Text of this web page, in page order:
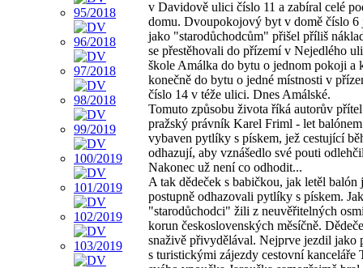
v Davidově ulici číslo 11 a zabíral celé
domu. Dvoupokojový byt v domě číslo 6
jako "starodůchodcům" přišel příliš
se přestěhovali do přízemí v Nejedlého
škole Amálka do bytu o jednom pokoji a
konečně do bytu o jedné místnosti v
číslo 14 v téže ulici. Dnes Amálské.
Tomuto způsobu života říká autorův
pražský právník Karel Friml - let
vybaven pytlíky s pískem, jež cestující
odhazují, aby vznášedlo své pouti
Nakonec už není co odhodit...
A tak dědeček s babičkou, jak letěl balón
postupně odhazovali pytlíky s pískem.
"starodůchodci" žili z neuvěřitelných
korun československých měsíčně.
snaživě přivydělával. Nejprve jezdil jako
s turistickými zájezdy cestovní kanceláře